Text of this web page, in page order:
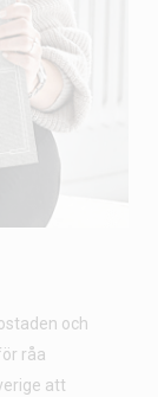
och
råa
att